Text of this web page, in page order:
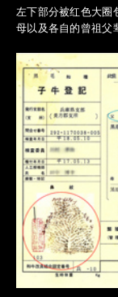
左下部分被红色大圈
母以及各自的曾祖父